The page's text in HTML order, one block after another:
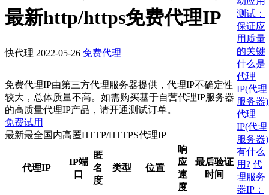
最新http/https免费代理IP
快代理 2022-05-26 免费代理
免费代理IP由第三方代理服务器提供，代理IP不确定性
较大，总体质量不高。如需购买基于自营代理IP服务器
的高质量代理IP产品，请开通测试订单。
免费试用
最新最全国内高匿HTTP/HTTPS代理IP
代理IP
IP端
口
匿
名
度
类型 位置
响
应
速
度
最后验证
时间
测试：
保证应
用质量
的关键
什么是
代理
IP(代理
服务器
代理
IP(代理
服务器)
有什么
用? 代
理服务
器IP：